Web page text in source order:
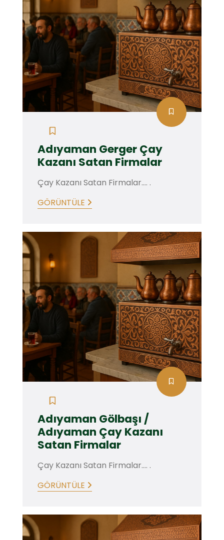
Adıyaman Gerger Çay
Kazanı Satan Firmalar
Çay Kazanı Satan Firmalar.... .
GÖRÜNTÜLE
Adıyaman Gölbaşı /
Adıyaman Çay Kazanı
Satan Firmalar
Çay Kazanı Satan Firmalar.... .
GÖRÜNTÜLE